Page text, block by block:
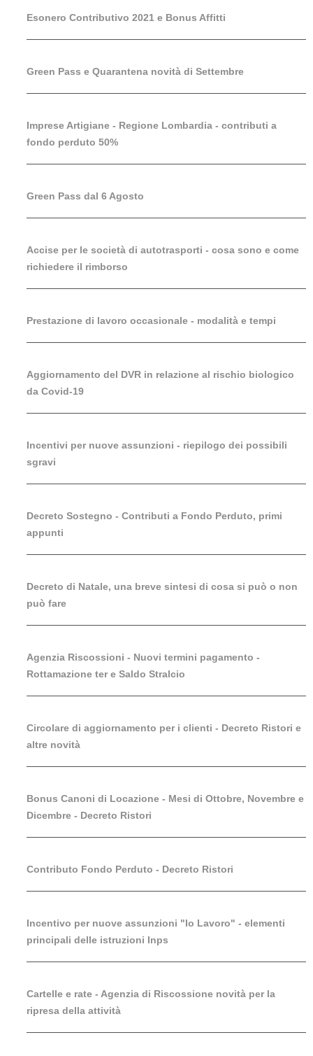
Esonero Contributivo 2021 e Bonus Affitti
Green Pass e Quarantena novità di Settembre
Imprese Artigiane - Regione Lombardia - contributi a
fondo perduto 50%
Green Pass dal 6 Agosto
Accise per le società di autotrasporti - cosa sono e come
richiedere il rimborso
Prestazione di lavoro occasionale - modalità e tempi
Aggiornamento del DVR in relazione al rischio biologico
da Covid-19
Incentivi per nuove assunzioni - riepilogo dei possibili
sgravi
Decreto Sostegno - Contributi a Fondo Perduto, primi
appunti
Decreto di Natale, una breve sintesi di cosa si può o non
può fare
Agenzia Riscossioni - Nuovi termini pagamento -
Rottamazione ter e Saldo Stralcio
Circolare di aggiornamento per i clienti - Decreto Ristori e
altre novità
Bonus Canoni di Locazione - Mesi di Ottobre, Novembre e
Dicembre - Decreto Ristori
Contributo Fondo Perduto - Decreto Ristori
Incentivo per nuove assunzioni "Io Lavoro" - elementi
principali delle istruzioni Inps
Cartelle e rate - Agenzia di Riscossione novità per la
ripresa della attività